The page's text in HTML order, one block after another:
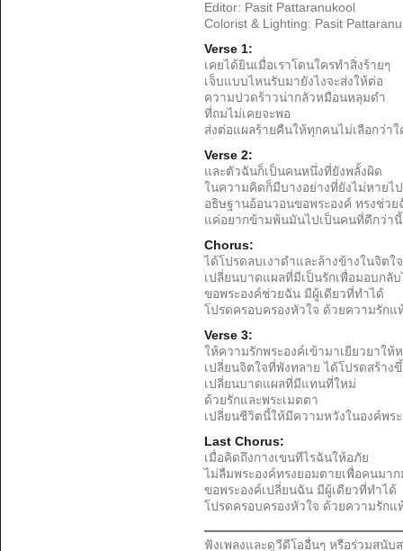
Editor: Pasit Pattaranukool
Colorist & Lighting: Pasit
Verse 1:
เคยได้ยินเมื่อเราโดนใครทำสิ่งร้ายๆ
เจ็บแบบไหนรับมายังไงจะส่งให้ต่อ
ความปวดร้าวน่ากลัวหมือนหลุมดำ
ที่ถมไม่เคยจะพอ
ส่งต่อแผลร้ายคืนให้ทุกคนไม่เลือกว่าใ
Verse 2:
และตัวฉันก็เป็นคนหนึ่งที่ยังพลั้งผิด
ในความคิดก็มีบางอย่างที่ยังไม่หายไป
อธิษฐานอ้อนวอนขอพระองค์ ทรงช่วย
แค่อยากข้ามพ้นมันไปเป็นคนที่ดีกว่านี้
Chorus:
ได้โปรดลบเงาดำและล้างข้างในจิตใจ
เปลี่ยนบาดแผลที่มีเป็นรักเพื่อมอบกลั
ขอพระองค์ช่วยฉัน มีผู้เดียวที่ทำได้
โปรดครอบครองหัวใจ ด้วยความรักแ
Verse 3:
ให้ความรักพระองค์เข้ามาเยียวยาให้
เปลี่ยนจิตใจที่พังทลาย ได้โปรดสร้าง
เปลี่ยนบาดแผลที่มีแทนที่ใหม่
ด้วยรักและพระเมตตา
เปลี่ยนชีวิตนี้ให้มีความหวังในองค์พร
Last Chorus:
เมื่อคิดถึงกางเขนทีไรฉันให้อภัย
ไม่ลืมพระองค์ทรงยอมตายเพื่อคนมา
ขอพระองค์เปลี่ยนฉัน มีผู้เดียวที่ทำได้
โปรดครอบครองหัวใจ ด้วยความรักแ
ฟังเพลงและดูวีดีโออื่นๆ หรือร่วมสนั